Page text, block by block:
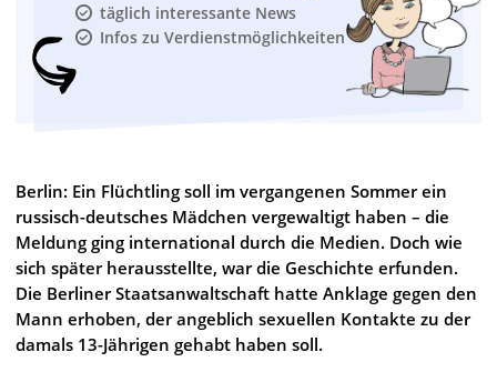
täglich interessante News
Infos zu Verdienstmöglichkeiten
Berlin: Ein Flüchtling soll im vergangenen Sommer ein
russisch-deutsches Mädchen vergewaltigt haben – die
Meldung ging international durch die Medien. Doch wie
sich später herausstellte, war die Geschichte erfunden.
Die Berliner Staatsanwaltschaft hatte Anklage gegen den
Mann erhoben, der angeblich sexuellen Kontakte zu der
damals 13-Jährigen gehabt haben soll.